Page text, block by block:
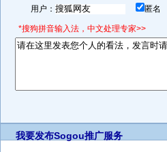
用户： 匿名
*搜狗拼音输入法，中文处理专家>>
我要发布Sogou推广服务